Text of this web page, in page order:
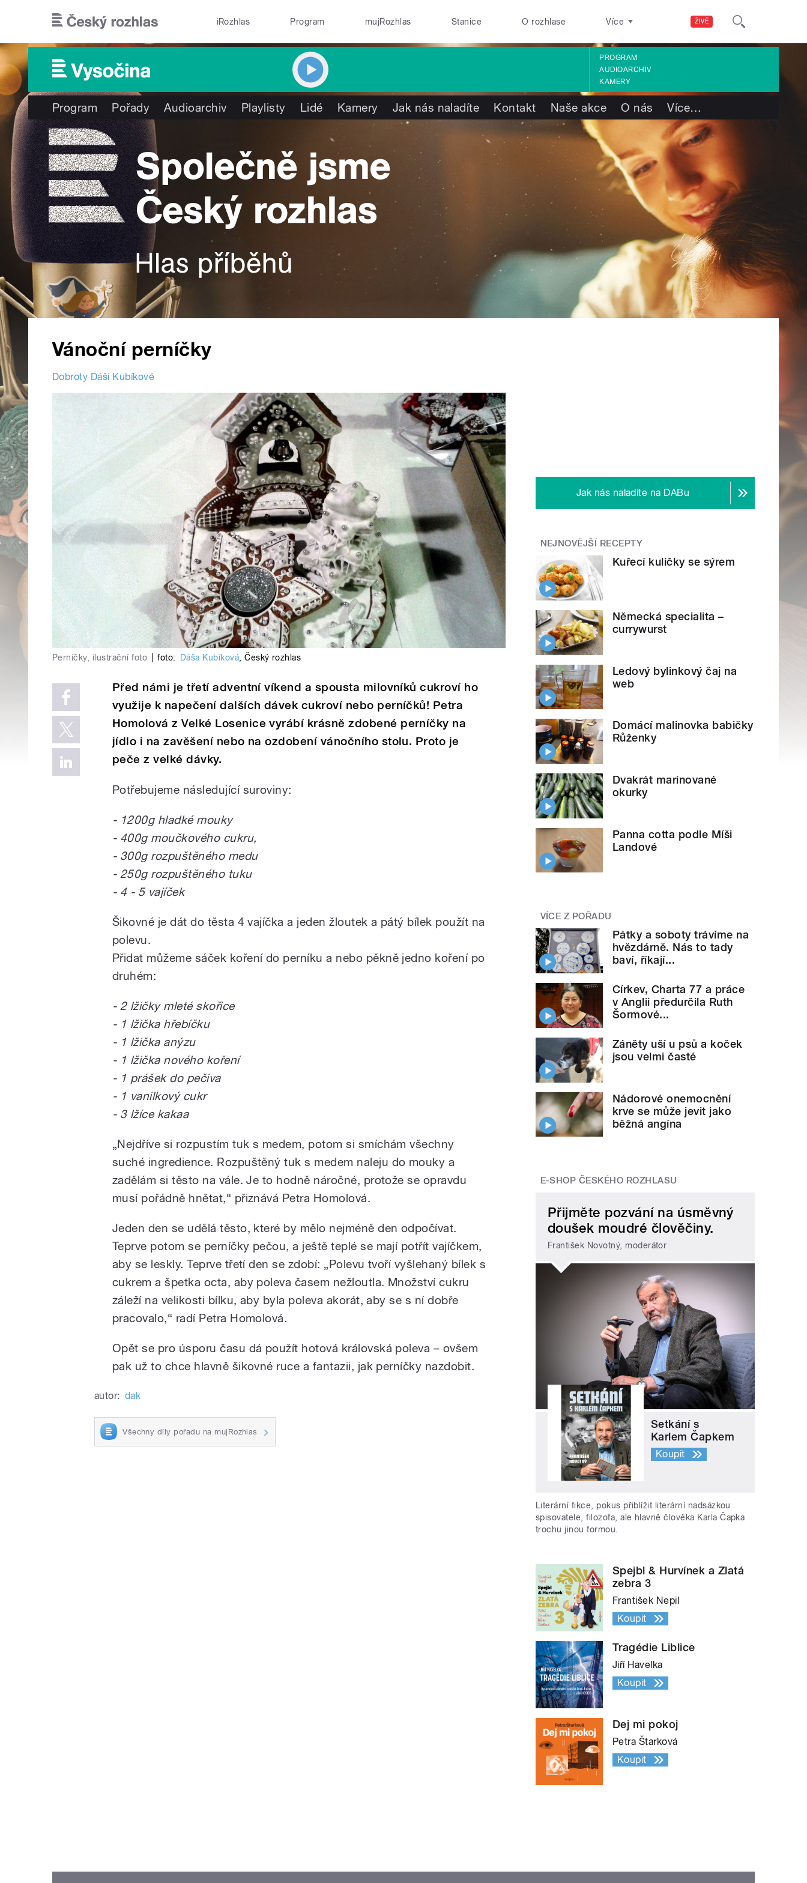
ŽIVĚ
iRozhlas Program mujRozhlas Stanice O rozhlase Více
PROGRAM
AUDIOARCHIV
KAMERY
Program Pořady Audioarchiv Playlisty Lidé Kamery Jak nás naladíte Kontakt Naše akce O nás Více…
Vánoční perníčky
Dobroty Dáši Kubíkové
Perníčky, ilustrační foto foto: Dáša Kubíková,Český rozhlas
Před námi je třetí adventní víkend a spousta milovníků cukroví ho
využije k napečení dalších dávek cukroví nebo perníčků! Petra
Homolová z Velké Losenice vyrábí krásně zdobené perníčky na
jídlo i na zavěšení nebo na ozdobení vánočního stolu. Proto je
peče z velké dávky.
Potřebujeme následující suroviny:
- 1200g hladké mouky
- 400g moučkového cukru,
- 300g rozpuštěného medu
- 250g rozpuštěného tuku
- 4 - 5 vajíček
Šikovné je dát do těsta 4 vajíčka a jeden žloutek a pátý bílek použít na
polevu.
Přidat můžeme sáček koření do perníku a nebo pěkně jedno koření po
druhém:
- 2 lžičky mleté skořice
- 1 lžička hřebíčku
- 1 lžička anýzu
- 1 lžička nového koření
- 1 prášek do pečiva
- 1 vanilkový cukr
- 3 lžíce kakaa
„Nejdříve si rozpustím tuk s medem, potom si smíchám všechny
suché ingredience. Rozpuštěný tuk s medem naleju do mouky a
zadělám si těsto na vále. Je to hodně náročné, protože se opravdu
musí pořádně hnětat,“ přiznává Petra Homolová.
Jeden den se udělá těsto, které by mělo nejméně den odpočívat.
Teprve potom se perníčky pečou, a ještě teplé se mají potřít vajíčkem,
aby se leskly. Teprve třetí den se zdobí: „Polevu tvoří vyšlehaný bílek s
cukrem a špetka octa, aby poleva časem nežloutla. Množství cukru
záleží na velikosti bílku, aby byla poleva akorát, aby se s ní dobře
pracovalo,“ radí Petra Homolová.
Opět se pro úsporu času dá použít hotová královská poleva – ovšem
pak už to chce hlavně šikovné ruce a fantazii, jak perníčky nazdobit.
autor: dak
Všechny díly pořadu na mujRozhlas
Jak nás naladíte na DABu
NEJNOVĚJŠÍ RECEPTY
Kuřecí kuličky se sýrem
Německá specialita –
currywurst
Ledový bylinkový čaj na
web
Domácí malinovka babičky
Růženky
Dvakrát marinované
okurky
Panna cotta podle Míši
Landové
VÍCE Z POŘADU
Pátky a soboty trávíme na
hvězdárně. Nás to tady
baví, říkají...
Církev, Charta 77 a práce
v Anglii předurčila Ruth
Šormové...
Záněty uší u psů a koček
jsou velmi časté
Nádorové onemocnění
krve se může jevit jako
běžná angína
E-SHOP ČESKÉHO ROZHLASU
Přijměte pozvání na úsměvný
doušek moudré člověčiny.
František Novotný, moderátor
Setkání s
Karlem Čapkem
Koupit
Literární fikce, pokus přiblížit literární nadsázkou
spisovatele, filozofa, ale hlavně člověka Karla Čapka
trochu jinou formou.
Spejbl & Hurvínek a Zlatá
zebra 3
František Nepil
Koupit
Tragédie Liblice
Jiří Havelka
Koupit
Dej mi pokoj
Petra Štarková
Koupit